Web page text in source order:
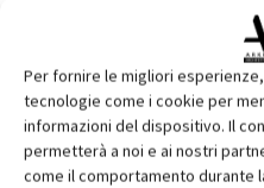
Per fornire le migliori
tecnologie come i cookie per
informazioni del dispositivo. Il
permetterà a noi e ai nostri
come il comportamento durante